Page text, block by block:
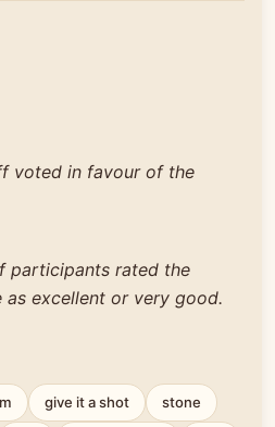
voted in favour of the
participants rated the
as excellent or very good.
give it a shot stone